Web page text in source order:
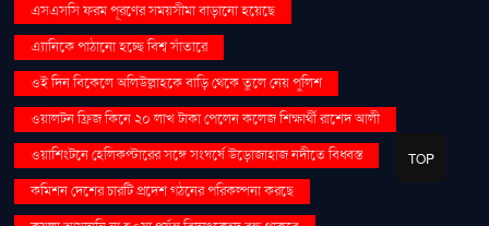
এসএসসি ফরম পূরণের সময়সীমা বাড়ানো হয়েছে
এ্যানিকে পাঠানো হচ্ছে বিশ্ব সাঁতারে
ওই দিন বিকেলে অলিউল্লাহকে বাড়ি থেকে তুলে নেয় পুলিশ
ওয়ালটন ফ্রিজ কিনে ২০ লাখ টাকা পেলেন কলেজ শিক্ষার্থী রাশেদ আলী
ওয়াশিংটনে হেলিকপ্টারের সঙ্গে সংঘর্ষে উড়োজাহাজ নদীতে বিধ্বস্ত
কমিশন দেশের চারটি প্রদেশ গঠনের পরিকল্পনা করছে
TOP